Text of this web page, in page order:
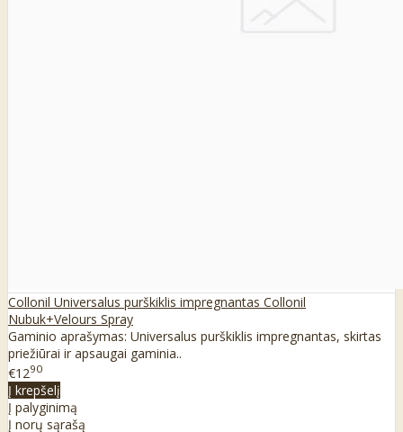
Collonil Universalus purškiklis impregnantas Collonil
Nubuk+Velours Spray
Gaminio aprašymas: Universalus purškiklis impregnantas, skirtas
priežiūrai ir apsaugai gaminia..
€1290
Į krepšelį
Į palyginimą
Į norų sąrašą